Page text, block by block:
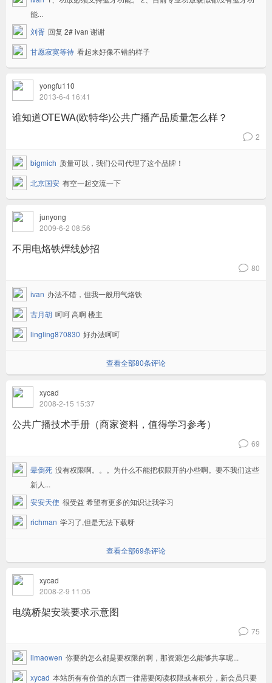
能...
刘胥 回复 2# ivan 谢谢
甘愿寂寞等待 看起来好像不错的样子
yongfu110
2013-6-4 16:41
谁知道OTEWA(欧特华)公共广播产品质量怎么样？
v 2
bigmich 质量可以，我们公司代理了这个品牌！
北京国安 有空一起交流一下
junyong
2009-6-2 08:56
不用电烙铁焊线妙招
v 80
ivan 办法不错，但我一般用气烙铁
古月胡 呵呵 高啊 楼主
lingling870830 好办法呵呵
查看全部80条评论
xycad
2008-2-15 15:37
公共广播技术手册（商家资料，值得学习参考）
v 69
晕倒死 没有权限啊。。。为什么不能把权限开的小些啊。要不我们这些
新人...
安安天使 很受益 希望有更多的知识让我学习
richman 学习了,但是无法下载呀
查看全部69条评论
xycad
2008-2-9 11:05
电缆桥架安装要求示意图
v 75
limaowen 你要的怎么都是要权限的啊，那资源怎么能够共享呢...
xycad 本站所有有价值的东西一律需要阅读权限或者积分，新会员只要